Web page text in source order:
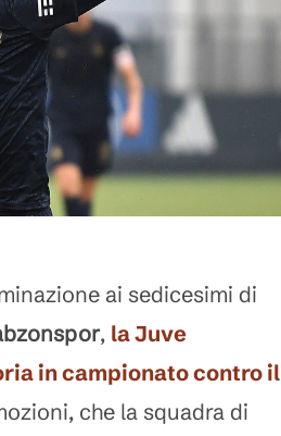
ai sedicesimi di
, laJuve
in campionato contro il
che la squadra di